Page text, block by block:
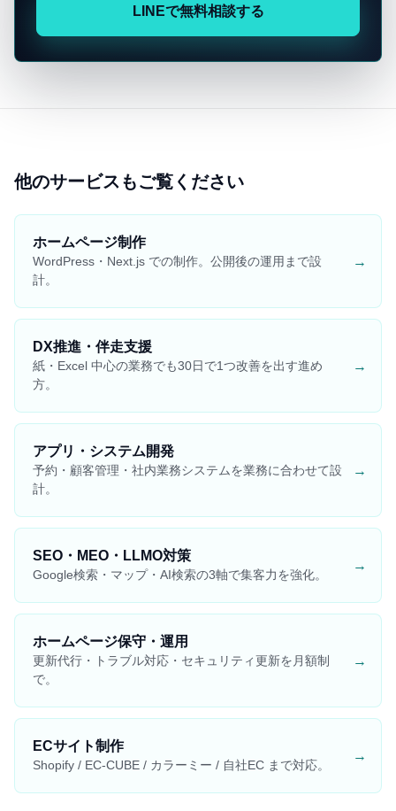
LINEで無料相談する
他のサービスもご覧ください
ホームページ制作
WordPress・Next.js での制作。公開後の運用まで設
計。
→
DX推進・伴走支援
紙・Excel 中心の業務でも30日で1つ改善を出す進め
方。
→
アプリ・システム開発
予約・顧客管理・社内業務システムを業務に合わせて設
計。
→
SEO・MEO・LLMO対策
Google検索・マップ・AI検索の3軸で集客力を強化。
→
ホームページ保守・運用
更新代行・トラブル対応・セキュリティ更新を月額制
で。
→
ECサイト制作
Shopify / EC-CUBE / カラーミー / 自社EC まで対応。
→